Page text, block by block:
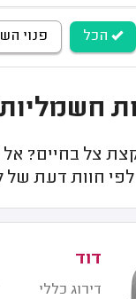
הכל פנוי
צל בחיים? אל
חוות דעת של
דוד
דירוג כללי